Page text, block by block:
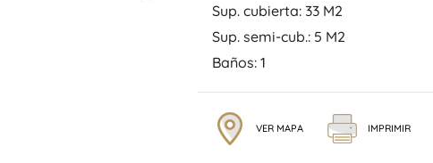
Sup. cubierta: 33 M2
Sup. semi-cub.: 5 M2
Baños: 1
VER MAPA IMPRIMIR